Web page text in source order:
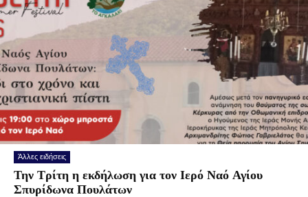
Άλλες ειδήσεις
Την Τρίτη η εκδήλωση για τον Ιερό Ναό Αγίου
Σπυρίδωνα Πουλάτων